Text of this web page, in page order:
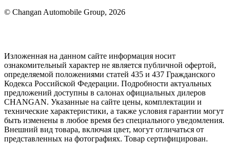
© Changan Automobile Group, 2026
Изложенная на данном сайте информация носит
ознакомительный характер не является публичной офертой,
определяемой положениями статей 435 и 437 Гражданского
Кодекса Российской Федерации. Подробности актуальных
предложений доступны в салонах официальных дилеров
CHANGAN. Указанные на сайте цены, комплектации и
технические характеристики, а также условия гарантии могут
быть изменены в любое время без специального уведомления.
Внешний вид товара, включая цвет, могут отличаться от
представленных на фотографиях. Товар сертифицирован.